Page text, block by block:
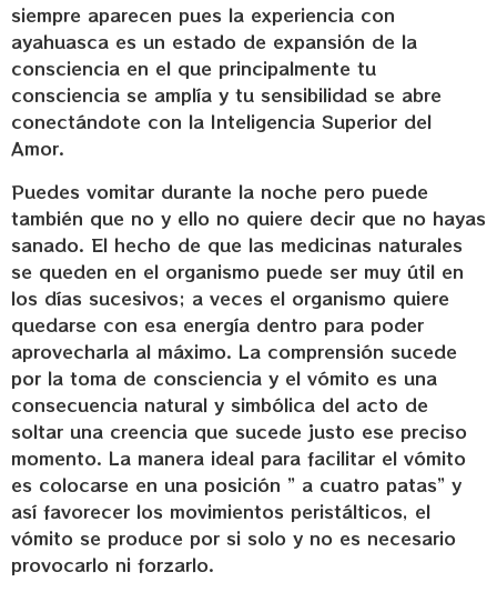
siempre aparecen pues la experiencia con
ayahuasca es un estado de expansión de la
consciencia en el que principalmente tu
consciencia se amplía y tu sensibilidad se abre
conectándote con la Inteligencia Superior del
Amor.
Puedes vomitar durante la noche pero puede
también que no y ello no quiere decir que no hayas
sanado. El hecho de que las medicinas naturales
se queden en el organismo puede ser muy útil en
los días sucesivos; a veces el organismo quiere
quedarse con esa energía dentro para poder
aprovecharla al máximo. La comprensión sucede
por la toma de consciencia y el vómito es una
consecuencia natural y simbólica del acto de
soltar una creencia que sucede justo ese preciso
momento. La manera ideal para facilitar el vómito
es colocarse en una posición ” a cuatro patas” y
así favorecer los movimientos peristálticos, el
vómito se produce por si solo y no es necesario
provocarlo ni forzarlo.